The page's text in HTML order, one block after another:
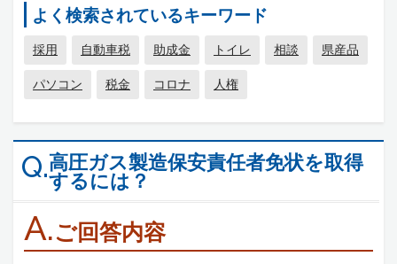
よく検索されているキーワード
採用 自動車税 助成金 トイレ 相談
県産品
パソコン
税金 コロナ 人権
Q.高圧ガス製造保安責任者免状を取得
するには？
A.ご回答内容